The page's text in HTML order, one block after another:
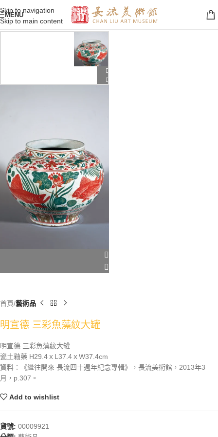
Skip to navigation
Skip to main content
MENU
首頁 藝術品
明宣德 三彩魚藻紋大罐
明宣德 三彩魚藻紋大罐
瓷土釉藥 H29.4ｘL37.4ｘW37.4cm
資料：《繼往開來 長流四十週年紀念專輯》，長流美術館，2013年3
月，p.307。
Add to wishlist
貨號: 00009921